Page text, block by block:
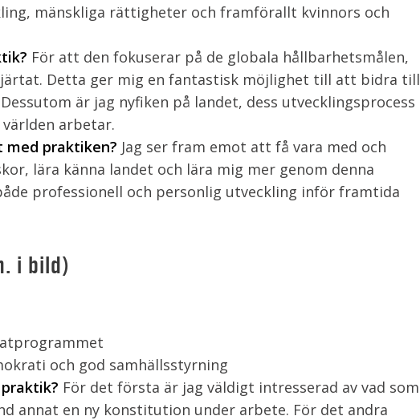
mänskliga rättigheter och framförallt kvinnors och
För att den fokuserar på de globala hållbarhetsmålen,
Detta ger mig en fantastisk möjlighet till att bidra till
är jag nyfiken på landet, dess utvecklingsprocess
arbetar.
med praktiken? Jag ser fram emot att få vara med och
lära känna landet och lära mig mer genom denna
professionell och personlig utveckling inför framtida
i bild)
och god samhällsstyrning
För det första är jag väldigt intresserad av vad som
annat en ny konstitution under arbete. För det andra